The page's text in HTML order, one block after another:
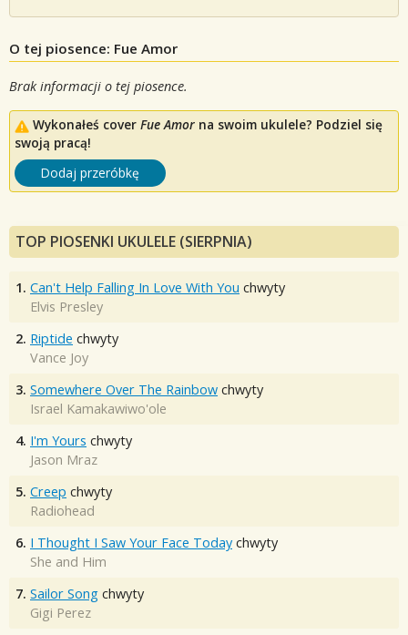
O tej piosence: Fue Amor
Brak informacji o tej piosence.
Wykonałeś cover Fue Amor na swoim ukulele? Podziel się
swoją pracą!
Dodaj przeróbkę
TOP PIOSENKI UKULELE (SIERPNIA)
1. Can't Help Falling In Love With You chwyty
Elvis Presley
2. Riptide chwyty
Vance Joy
3. Somewhere Over The Rainbow chwyty
Israel Kamakawiwo'ole
4. I'm Yours chwyty
Jason Mraz
5. Creep chwyty
Radiohead
6. I Thought I Saw Your Face Today chwyty
She and Him
7. Sailor Song chwyty
Gigi Perez